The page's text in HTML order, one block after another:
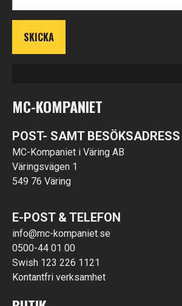
MC-KOMPANIET
POST- SAMT BESÖKSADRESS
MC-Kompaniet i Väring AB
Väringsvägen 1
549 76 Väring
E-POST & TELEFON
info@mc-kompaniet.se
0500-44 01 00
Swish 123 226 1121
Kontantfri verksamhet